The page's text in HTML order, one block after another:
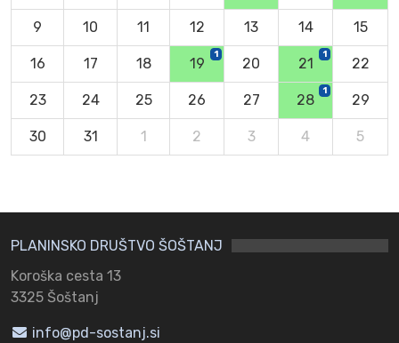
9 10 11 12 13 14 15
16 17 18 19
1
20 21
1
22
23 24 25 26 27 28
1
29
30 31 1 2 3 4 5
PLANINSKO DRUŠTVO ŠOŠTANJ
Koroška cesta 13
3325 Šoštanj
info@pd-sostanj.si